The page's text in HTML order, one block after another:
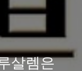
살렘은